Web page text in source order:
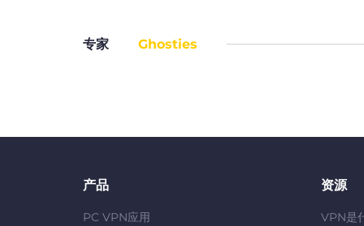
专家 Ghosties
产品
PC VPN应用
资源
VPN是